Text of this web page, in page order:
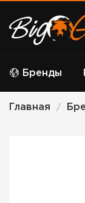
Бренды
Главная /